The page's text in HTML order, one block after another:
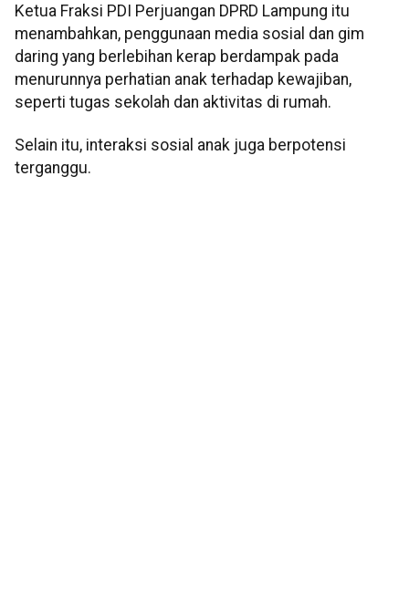
Ketua Fraksi PDI Perjuangan DPRD Lampung itu
menambahkan, penggunaan media sosial dan gim
daring yang berlebihan kerap berdampak pada
menurunnya perhatian anak terhadap kewajiban,
seperti tugas sekolah dan aktivitas di rumah.
Selain itu, interaksi sosial anak juga berpotensi
terganggu.